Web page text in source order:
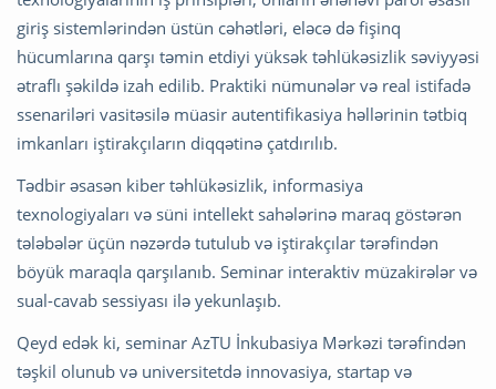
giriş sistemlərindən üstün cəhətləri, eləcə də fişinq
hücumlarına qarşı təmin etdiyi yüksək təhlükəsizlik səviyyəsi
ətraflı şəkildə izah edilib. Praktiki nümunələr və real istifadə
ssenariləri vasitəsilə müasir autentifikasiya həllərinin tətbiq
imkanları iştirakçıların diqqətinə çatdırılıb.
Tədbir əsasən kiber təhlükəsizlik, informasiya
texnologiyaları və süni intellekt sahələrinə maraq göstərən
tələbələr üçün nəzərdə tutulub və iştirakçılar tərəfindən
böyük maraqla qarşılanıb. Seminar interaktiv müzakirələr və
sual-cavab sessiyası ilə yekunlaşıb.
Qeyd edək ki, seminar AzTU İnkubasiya Mərkəzi tərəfindən
təşkil olunub və universitetdə innovasiya, startap və